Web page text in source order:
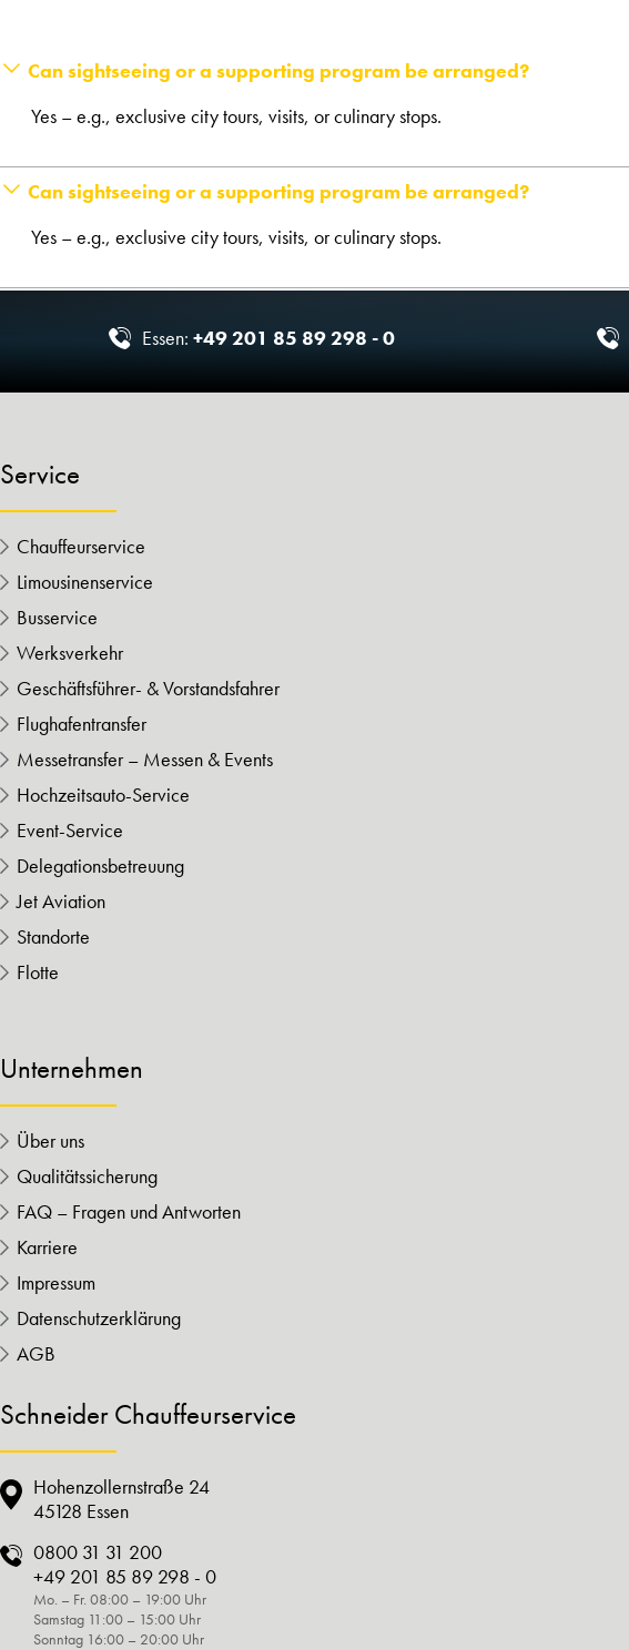
Can sightseeing or a supporting program be arranged?
Yes – e.g., exclusive city tours, visits, or culinary stops.
Can sightseeing or a supporting program be arranged?
Yes – e.g., exclusive city tours, visits, or culinary stops.
Essen: +49 201 85 89 298 - 0
Service
Chauffeurservice
Limousinenservice
Busservice
Werksverkehr
Geschäftsführer- & Vorstandsfahrer
Flughafentransfer
Messetransfer – Messen & Events
Hochzeitsauto-Service
Event-Service
Delegationsbetreuung
Jet Aviation
Standorte
Flotte
Unternehmen
Über uns
Qualitätssicherung
FAQ – Fragen und Antworten
Karriere
Impressum
Datenschutzerklärung
AGB
Schneider Chauffeurservice
Hohenzollernstraße 24
45128 Essen
0800 31 31 200
+49 201 85 89 298 - 0
Mo. – Fr. 08:00 – 19:00 Uhr
Samstag 11:00 – 15:00 Uhr
Sonntag 16:00 – 20:00 Uhr